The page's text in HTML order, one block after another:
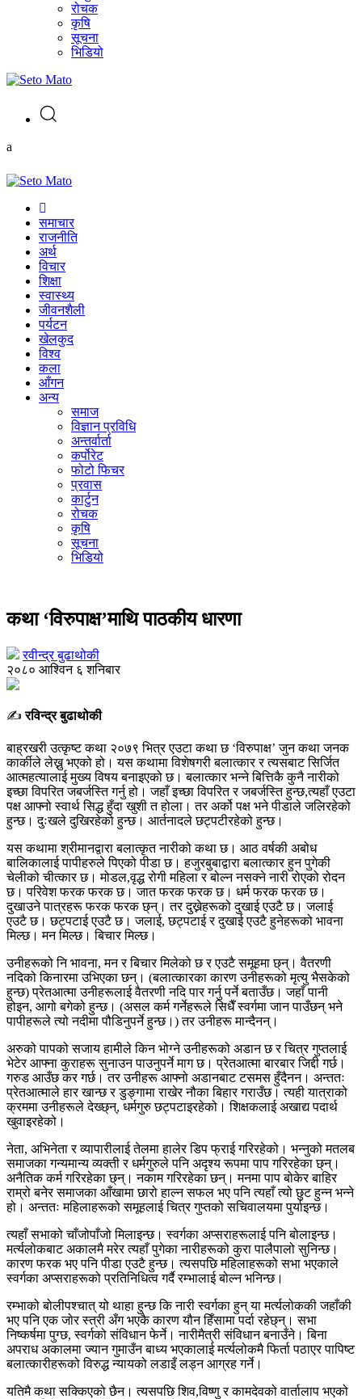
रोचक
कृषि
सूचना
भिडियो
a
समाचार
राजनीति
अर्थ
विचार
शिक्षा
स्वास्थ्य
जीवनशैली
पर्यटन
खेलकुद
विश्व
कला
आँगन
अन्य
समाज
विज्ञान प्रविधि
अन्तर्वार्ता
कर्पोरेट
फोटो फिचर
प्रवास
कार्टुन
रोचक
कृषि
सूचना
भिडियो
कथा ‘विरुपाक्ष’माथि पाठकीय धारणा
रवीन्द्र बुढाथोकी
२०८० आश्विन ६ शनिबार
✍️रविन्द्र बुढाथोकी
बाह्रखरी उत्कृष्ट कथा २०७९ भित्र एउटा कथा छ ‘विरुपाक्ष’ जुन कथा जनक
कार्कीले लेख्नु भएको हो। यस कथामा विशेषगरी बलात्कार र त्यसबाट सिर्जित
आत्महत्यालाई मुख्य विषय बनाइएको छ। बलात्कार भन्ने बित्तिकै कुनै नारीको
इच्छा विपरित जबर्जस्ति गर्नु हो। जहाँ इच्छा विपरित र जबर्जस्ति हुन्छ,त्यहाँ एउटा
पक्ष आफ्नो स्वार्थ सिद्ध हुँदा खुशी त होला। तर अर्को पक्ष भने पीडाले जलिरहेको
हुन्छ। दुःखले दुखिरहेको हुन्छ। आर्तनादले छट्पटीरहेको हुन्छ।
यस कथामा श्रीमानद्वारा बलात्कृत नारीको कथा छ। आठ वर्षकी अबोध
बालिकालाई पापीहरुले पिएको पीडा छ। हजुरबुबाद्वारा बलात्कार हुन पुगेकी
चेलीको चीत्कार छ। मोडल,वृद्ध रोगी महिला र बोल्न नसक्ने नारी रोएको रोदन
छ। परिवेश फरक फरक छ। जात फरक फरक छ। धर्म फरक फरक छ।
दुखाउने पात्रहरू फरक फरक छ्न्। तर दुख्नेहरूको दुखाई एउटै छ। जलाई
एउटै छ। छट्पटाई एउटै छ। जलाई, छट्पटाई र दुखाई एउटै हुनेहरूको भावना
मिल्छ। मन मिल्छ। बिचार मिल्छ।
उनीहरूको नि भावना, मन र बिचार मिलेको छ र एउटै समूहमा छ्न्। वैतरणी
नदिको किनारमा उभिएका छन्। (बलात्कारका कारण उनीहरूको मृत्यु भैसकेको
हुन्छ) प्रेतआत्मा उनीहरूलाई वैतरणी नदि पार गर्नु पर्ने बताउँछ। जहाँ पानी
होइन, आगो बगेको हुन्छ। (असल कर्म गर्नेहरूले सिधैँ स्वर्गमा जान पाउँछन् भने
पापीहरूले त्यो नदीमा पौडिनुपर्ने हुन्छ।) तर उनीहरू मान्दैनन्।
अरुको पापको सजाय हामीले किन भोग्ने उनीहरूको अडान छ र चित्र गुप्तलाई
भेटेर आफ्ना कुराहरू सुनाउन पाउनुपर्ने माग छ। प्रेतआत्मा बारबार जिद्दी गर्छ।
गरुड आउँछ कर गर्छ। तर उनीहरू आफ्नो अडानबाट टसमस हुँदैनन। अन्ततः
प्रेतआत्माले हार खान्छ र डुङ्गामा राखेर नौका बिहार गराउँछ। त्यही यात्राको
क्रममा उनीहरूले देख्छ्न्, धर्मगुरु छट्पटाइरहेको। शिक्षकलाई अखाद्य पदार्थ
खुवाइरहेको।
नेता, अभिनेता र व्यापारीलाई तेलमा हालेर डिप फ्राई गरिरहेको। भन्नुको मतलब
समाजका गन्यमान्य व्यक्ती र धर्मगुरुले पनि अदृश्य रूपमा पाप गरिरहेका छ्न्।
अनैतिक कर्म गरिरहेका छ्न्। नकाम गरिरहेका छन्। मनमा पाप बोकेर बाहिर
राम्रो बनेर समाजका आँखामा छारो हाल्न सफल भए पनि त्यहाँ त्यो छुट हुन्न भन्ने
हो। अन्ततः महिलाहरूको समूहलाई चित्र गुप्तको सचिवालयमा पुर्याइन्छ।
त्यहाँ सभाको चाँजोपाँजो मिलाइन्छ। स्वर्गका अप्सराहरूलाई पनि बोलाइन्छ।
मर्त्यलोकबाट अकालमै मरेर त्यहाँ पुगेका नारीहरूको कुरा पालैपालो सुनिन्छ।
कारण फरक भए पनि पीडा एउटै हुन्छ। त्यसपछि महिलाहरूको सभा भएकाले
स्वर्गका अप्सराहरूको प्रतिनिधित्व गर्दै रम्भालाई बोल्न भनिन्छ।
रम्भाको बोलीपश्चात् यो थाहा हुन्छ कि नारी स्वर्गका हुन् या मर्त्यलोककी जहाँकी
भए पनि एक जोर स्त्री अँग भएकै कारण यौन हिँसामा पर्दा रहेछ्न्। सभा
निष्कर्षमा पुग्छ, स्वर्गको संविधान फेर्ने। नारीमैत्री संविधान बनाउँने। बिना
अपराध अकालमा ज्यान गुमाउँन बाध्य भएकालाई मर्त्यलोकमै फिर्ता पठाएर पापिष्ट
बलात्कारीहरूको विरुद्ध न्यायको लडाइँ लड्न आग्रह गर्ने।
यतिमै कथा सक्किएको छैन। त्यसपछि शिव,विष्णु र कामदेवको वार्तालाप भएको